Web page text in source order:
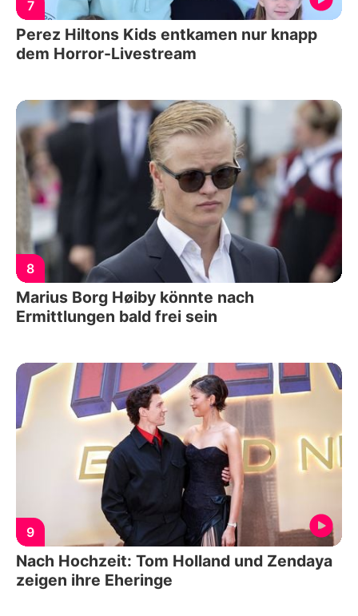
7
Perez Hiltons Kids entkamen nur knapp
dem Horror-Livestream
8
Marius Borg Høiby könnte nach
Ermittlungen bald frei sein
9
Nach Hochzeit: Tom Holland und Zendaya
zeigen ihre Eheringe